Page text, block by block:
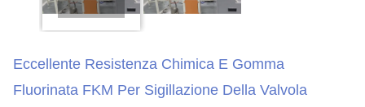
Eccellente Resistenza Chimica E Gomma
Fluorinata FKM Per Sigillazione Della Valvola